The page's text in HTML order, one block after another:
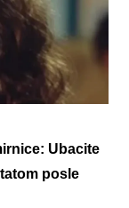
Ubacite
posle